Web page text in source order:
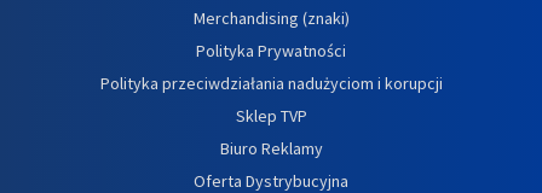
Merchandising (znaki)
Polityka Prywatności
Polityka przeciwdziałania nadużyciom i korupcji
Sklep TVP
Biuro Reklamy
Oferta Dystrybucyjna